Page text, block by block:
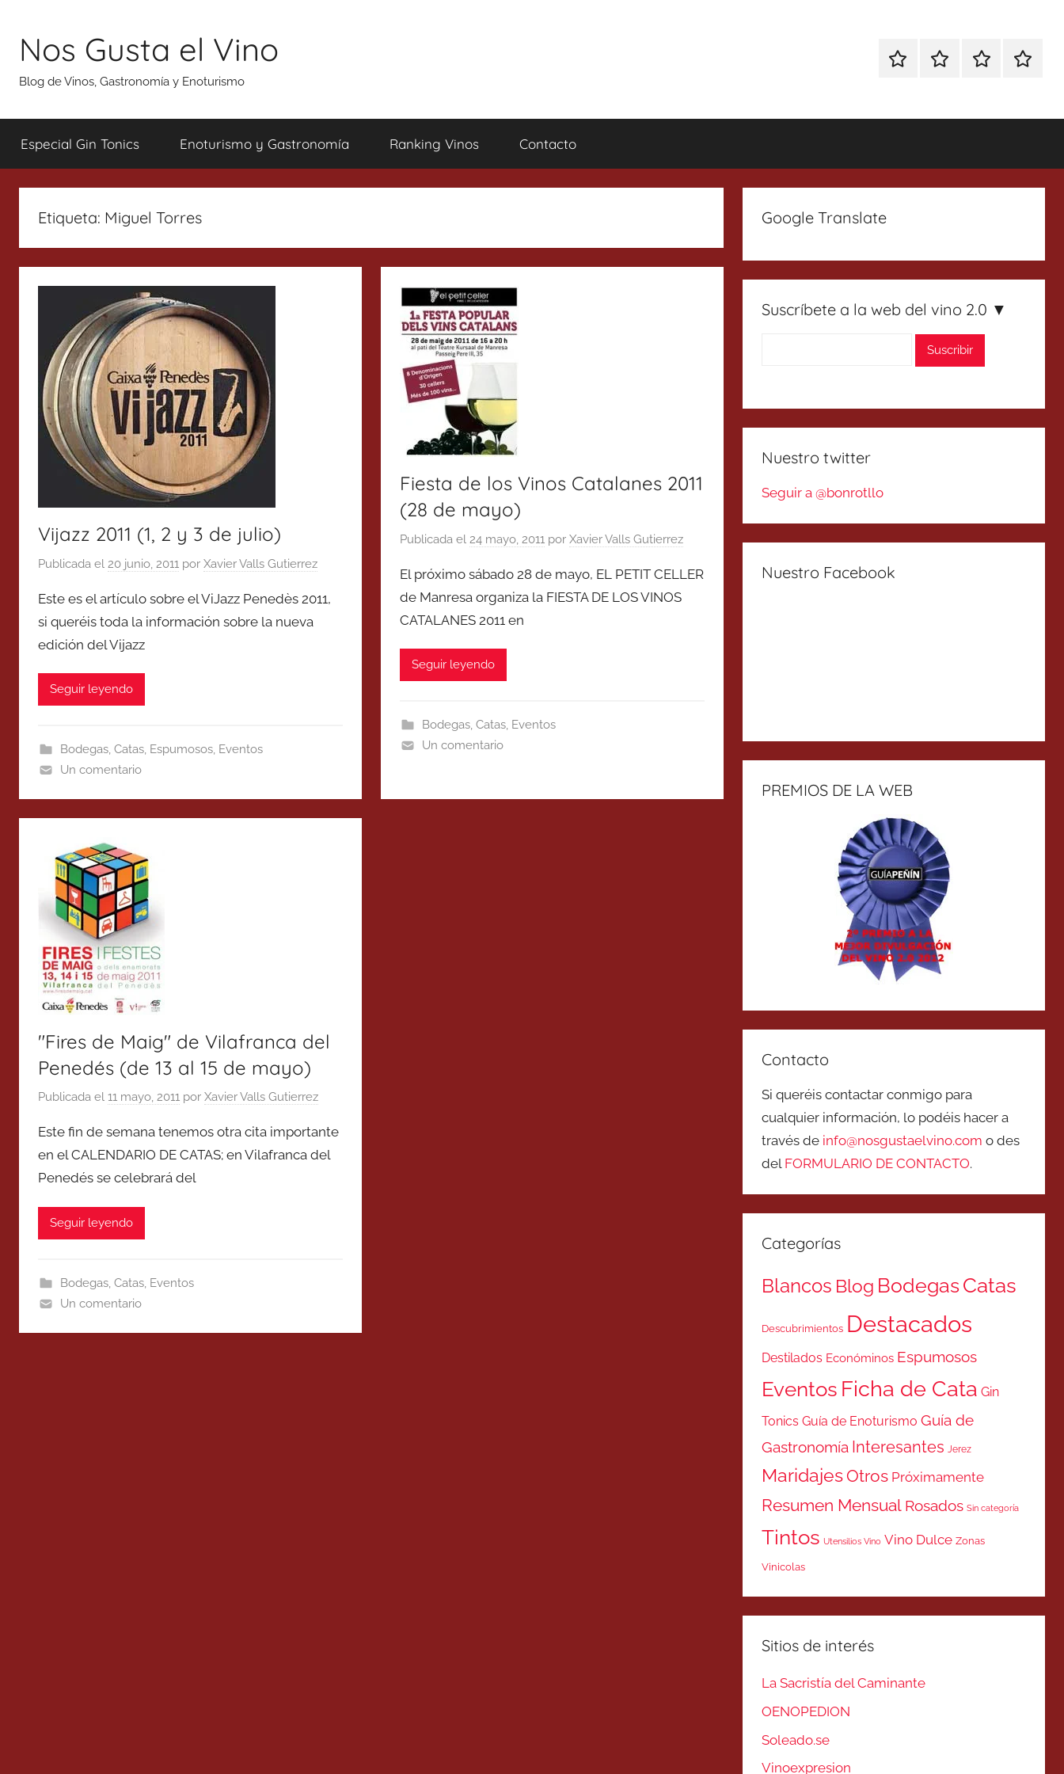
contenido
Nos Gusta el Vino
Blog de Vinos, Gastronomía y Enoturismo
EspecialEnoturismoRanking
Especial Gin Tonics Enoturismo y Gastronomía Ranking Vinos Contacto
Etiqueta: Miguel Torres
Vijazz 2011 (1, 2 y 3 de julio)
Publicada el 20 junio, 2011 por Xavier Valls Gutierrez
Este es el artículo sobre el ViJazz Penedès 2011,
si queréis toda la información sobre la nueva
edición del Vijazz
Seguir leyendo
Bodegas, Catas, Espumosos, Eventos
Un comentario
Fiesta de los Vinos Catalanes 2011
(28 de mayo)
Publicada el 24 mayo, 2011 porXavier Valls Gutierrez
El próximo sábado 28 de mayo, EL PETIT CELLER
de Manresa organiza la FIESTA DE LOS VINOS
CATALANES 2011 en
Seguir leyendo
Bodegas, Catas, Eventos
Un comentario
"Fires de Maig" de Vilafranca del
Penedés (de 13 al 15 de mayo)
Publicada el 11 mayo, 2011 por Xavier Valls Gutierrez
Este fin de semana tenemos otra cita importante
en el CALENDARIO DE CATAS; en Vilafranca del
Penedés se celebrará del
Seguir leyendo
Bodegas, Catas, Eventos
Un comentario
Google Translate
Suscríbete a la web del vino 2.0 ▼
Nuestro twitter
Seguir a @bonrotllo
Nuestro Facebook
PREMIOS DE LA WEB
Contacto
Si queréis contactar conmigo para
cualquier información, lo podéis hacer a
través de info@nosgustaelvino.com o des
del FORMULARIO DE CONTACTO.
Categorías
Blancos Blog BodegasCatas
Descubrimientos Destacados
Destilados Económinos Espumosos
Eventos Ficha de Cata Gin
Tonics Guía de Enoturismo Guía de
Gastronomía Interesantes Jerez
MaridajesOtros Próximamente
Resumen Mensual Rosados Sin categoría
Tintos Utensilios Vino Vino Dulce Zonas
Vinicolas
Sitios de interés
La Sacristía del Caminante
OENOPEDION
Soleado.se
Vinoexpresion